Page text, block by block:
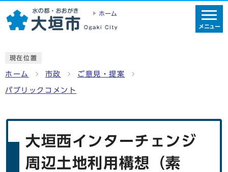
ホーム
メニュー
現在位置
ホーム 市政 ご意見・提案
パブリックコメント
大垣西インターチェンジ
周辺土地利用構想（素